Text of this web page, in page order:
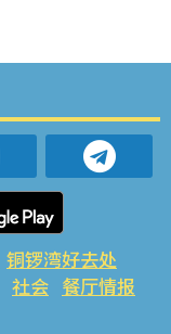
铜锣湾好去处
社会 餐厅情报